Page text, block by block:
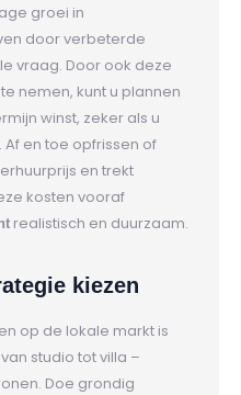
groei in
door verbeterde
vraag. Door ook deze
nemen, kunt u plannen
winst, zeker als u
en toe opfrissen of
en trekt
kosten vooraf
realistisch en duurzaam.
kiezen
op de lokale markt is
studio tot villa –
Doe grondig